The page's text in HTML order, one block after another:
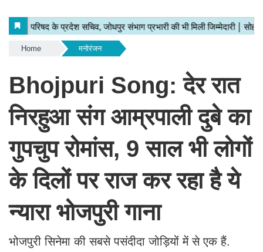
Home मनोरंजन
Bhojpuri Song: देर रात
निरहुआ संग आम्रपाली दुबे का
गुपचुप रोमांस, 9 साल भी लोगों
के दिलों पर राज कर रहा है ये
न्यारा भोजपुरी गाना
भोजपुरी सिनेमा की सबसे पसंदीदा जोड़ियों में से एक हैं.